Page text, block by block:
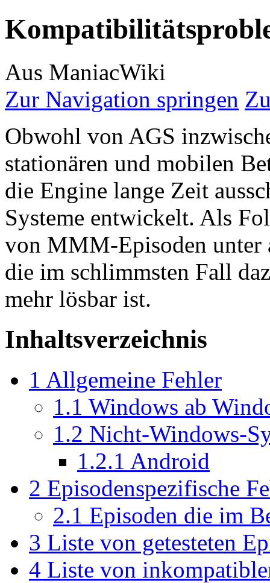
Aus ManiacWiki
Zur Navigation springen
Obwohl von AGS
stationären und mobilen
die Engine lange Zeit
Systeme entwickelt. Als
von MMM-Episoden unter
die im schlimmsten Fall
mehr lösbar ist.
Inhaltsverzeichnis
1 Allgemeine Fehler
1.1 Windows ab
1.2 Nicht-Windows-
1.2.1 Android
2 Episodenspezifische
2.1 Episoden die im
3 Liste von getesteten
4 Liste von